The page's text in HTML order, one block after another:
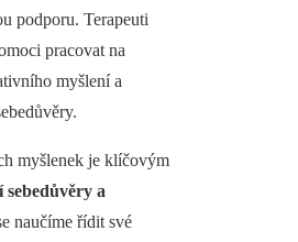
podporu. Terapeuti
pracovat na
myšlení a
myšlenek je klíčovým
sebedůvěry a
naučíme řídit své